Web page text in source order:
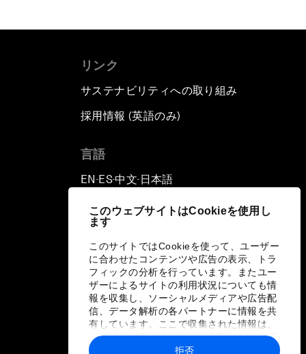
このウェブサイトはCookieを使用し
ます
このサイトではCookieを使って、ユーザー
に合わせたコンテンツや広告の表示、トラ
フィックの分析を行っています。またユー
ザーによるサイトの利用状況についても情
報を収集し、ソーシャルメディアや広告配
信、データ解析の各パートナーに情報を共
有しています。ここで収集された情報は、
ユーザーが各パートナーに提供した他の情
報や各パートナーのサービスを使用した際
拒否
リンク
サステナビリティへの取り組み
採用情報 (英語のみ)
言語
EN ▪ ES▪中文▪ 日本語